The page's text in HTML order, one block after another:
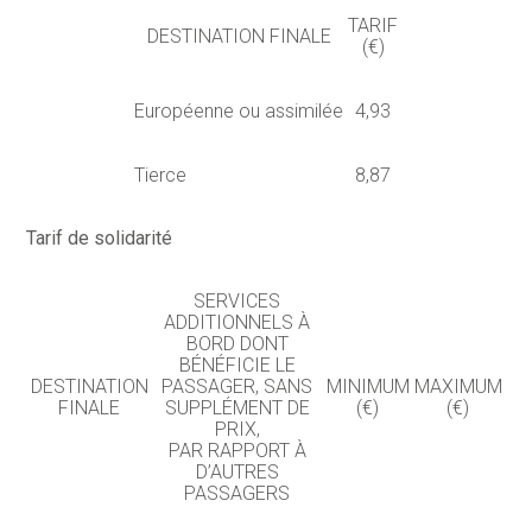
DESTINATION FINALE
TARIF
(€)
Européenne ou assimilée 4,93
Tierce 8,87
Tarif de solidarité
DESTINATION
FINALE
SERVICES
ADDITIONNELS À
BORD DONT
BÉNÉFICIE LE
PASSAGER, SANS
SUPPLÉMENT DE
PRIX,
PAR RAPPORT À
D’AUTRES
PASSAGERS
MINIMUM
(€)
MAXIMUM
(€)